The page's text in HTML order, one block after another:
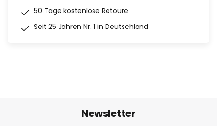
50 Tage kostenlose Retoure
Seit 25 Jahren Nr. 1 in Deutschland
Newsletter